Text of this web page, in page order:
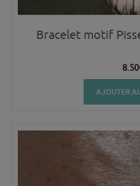
Bracelet motif
8.50
AJOUTER